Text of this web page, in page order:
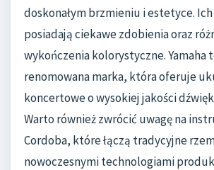
doskonałym brzmieniu i estetyce.
posiadają ciekawe zdobienia oraz
wykończenia kolorystyczne. Yamaha
renomowana marka, która oferuje
koncertowe o wysokiej jakości
Warto również zwrócić uwagę na
Cordoba, które łączą tradycyjne
nowoczesnymi technologiami